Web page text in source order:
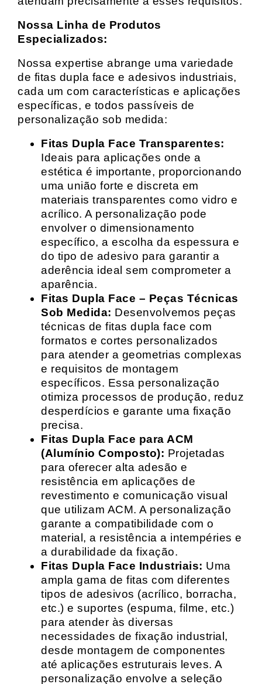
Nossa Linha de Produtos
Especializados:
Nossa expertise abrange uma variedade
de fitas dupla face e adesivos industriais,
cada um com características e aplicações
específicas, e todos passíveis de
personalização sob medida:
Fitas Dupla Face Transparentes:
Ideais para aplicações onde a
estética é importante, proporcionando
uma união forte e discreta em
materiais transparentes como vidro e
acrílico. A personalização pode
envolver o dimensionamento
específico, a escolha da espessura e
do tipo de adesivo para garantir a
aderência ideal sem comprometer a
aparência.
Fitas Dupla Face – Peças Técnicas
Sob Medida: Desenvolvemos peças
técnicas de fitas dupla face com
formatos e cortes personalizados
para atender a geometrias complexas
e requisitos de montagem
específicos. Essa personalização
otimiza processos de produção, reduz
desperdícios e garante uma fixação
precisa.
Fitas Dupla Face para ACM
(Alumínio Composto): Projetadas
para oferecer alta adesão e
resistência em aplicações de
revestimento e comunicação visual
que utilizam ACM. A personalização
garante a compatibilidade com o
material, a resistência a intempéries e
a durabilidade da fixação.
Fitas Dupla Face Industriais: Uma
ampla gama de fitas com diferentes
tipos de adesivos (acrílico, borracha,
etc.) e suportes (espuma, filme, etc.)
para atender às diversas
necessidades de fixação industrial,
desde montagem de componentes
até aplicações estruturais leves. A
personalização envolve a seleção